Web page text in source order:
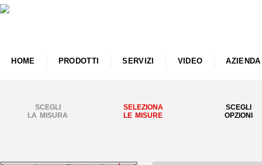
HOME PRODOTTI SERVIZI VIDEO AZIENDA
SCEGLI
LA MISURA
SELEZIONA
LE MISURE
SCEGLI
OPZIONI